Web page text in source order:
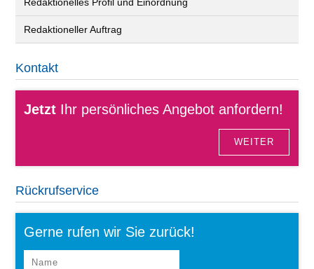
Redaktioneller Auftrag
Kontakt
Jetzt Ihr persönliches Angebot anfordern!
WEITER
Rückrufservice
Gerne rufen wir Sie zurück!